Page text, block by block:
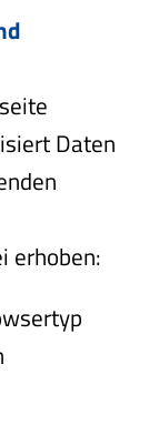
Daten
erhoben: